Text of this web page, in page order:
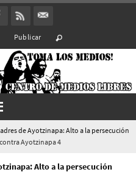
Publicar
de Ayotzinapa: Alto a la persecución
Ayotzinapa 4
Alto a la persecución